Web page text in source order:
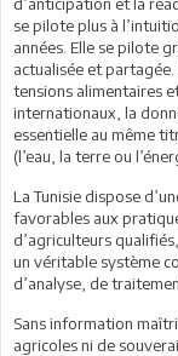
se pilote plus à
années. Elle se pilote
actualisée et partagée.
tensions alimentaires
internationaux, la
essentielle au même
(l’eau, la terre ou
La Tunisie dispose
favorables aux
d’agriculteurs
un véritable système
d’analyse, de
Sans information
agricoles ni de